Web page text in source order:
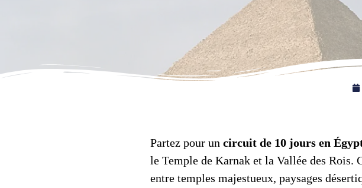
Partez pour un circuit de 10 jours en
le Temple de Karnak et la Vallée des
entre temples majestueux, paysages